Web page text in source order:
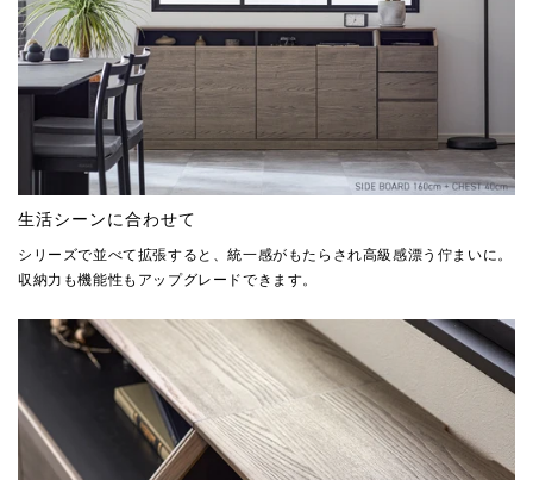
生活シーンに合わせて
シリーズで並べて拡張すると、統一感がもたらされ高級感漂う佇まいに。
収納力も機能性もアップグレードできます。